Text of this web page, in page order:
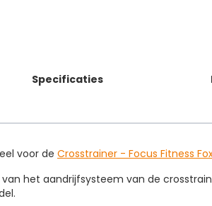
Specificaties
voor de Crosstrainer - Focus Fitness
het aandrijfsysteem van de